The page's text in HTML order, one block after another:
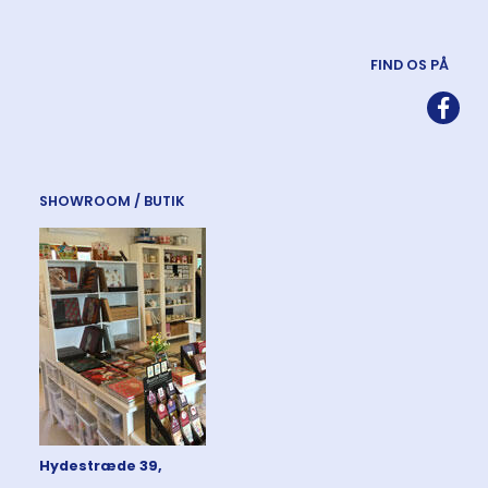
FIND OS PÅ
SHOWROOM / BUTIK
Hydestræde 39,